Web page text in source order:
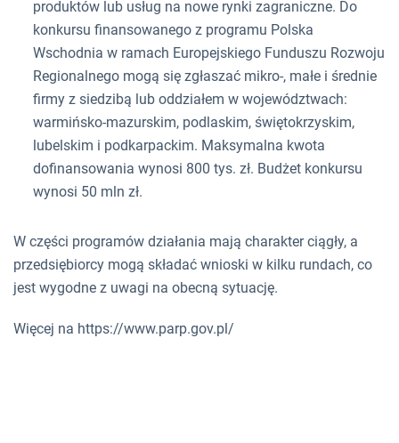
produktów lub usług na nowe rynki zagraniczne. Do
konkursu finansowanego z programu Polska
Wschodnia w ramach Europejskiego Funduszu Rozwoju
Regionalnego mogą się zgłaszać mikro-, małe i średnie
firmy z siedzibą lub oddziałem w województwach:
warmińsko-mazurskim, podlaskim, świętokrzyskim,
lubelskim i podkarpackim. Maksymalna kwota
dofinansowania wynosi 800 tys. zł. Budżet konkursu
wynosi 50 mln zł.
W części programów działania mają charakter ciągły, a
przedsiębiorcy mogą składać wnioski w kilku rundach, co
jest wygodne z uwagi na obecną sytuację.
Więcej na https://www.parp.gov.pl/